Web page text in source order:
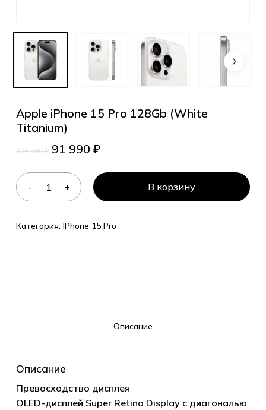
Apple iPhone 15 Pro 128Gb (White
Titanium)
105 990₽ 91 990 ₽
В корзину
Категория: IPhone 15 Pro
Описание
Описание
Превосходство дисплея
OLED-дисплей Super Retina Display с диагональю